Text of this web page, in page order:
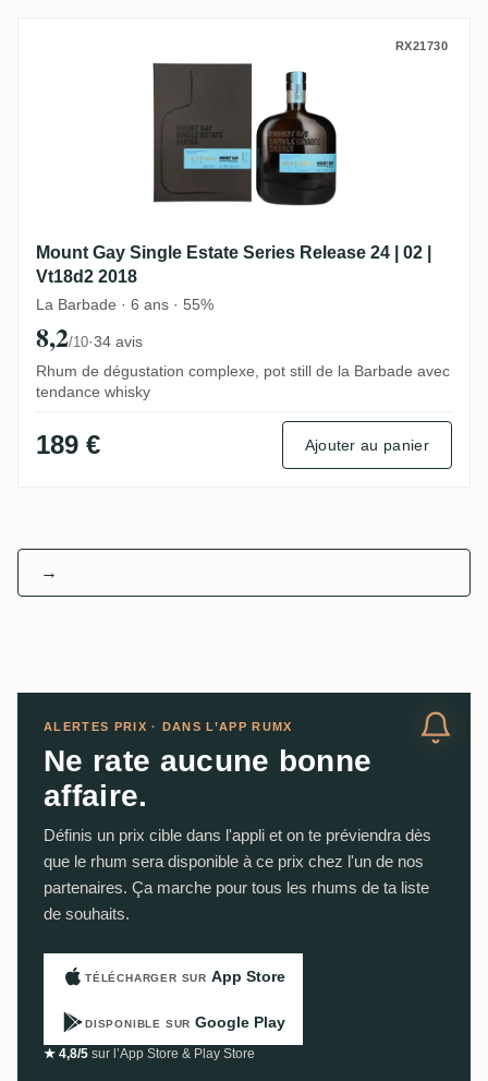
Mount Gay Single Estate Series Release
RX21730
Mount Gay Single Estate Series Release 24 | 02 |
Vt18d2 2018
La Barbade · 6 ans · 55%
8,2/10·34 avis
Rhum de dégustation complexe, pot still de la Barbade avec
tendance whisky
189 € Ajouter au panier
→
ALERTES PRIX · DANS L’APP RUMX
Ne rate aucune bonne
affaire.
Définis un prix cible dans l'appli et on te préviendra dès
que le rhum sera disponible à ce prix chez l'un de nos
partenaires. Ça marche pour tous les rhums de ta liste
de souhaits.
TÉLÉCHARGER SUR App Store
DISPONIBLE SUR Google Play
★ 4,8/5 sur l’App Store & Play Store